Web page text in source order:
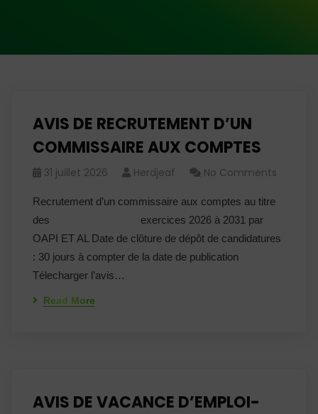
AVIS DE RECRUTEMENT D’UN
COMMISSAIRE AUX COMPTES
31 juillet 2026 Herdjeaf No Comments
Recrutement d’un commissaire aux comptes au titre
des exercices 2026 à 2031 par
OAPI ET AL Date de clôture de dépôt de candidatures
: 30 jours à compter de la date de publication
Télecharger l’avis…
Read More
AVIS DE VACANCE D’EMPLOI-